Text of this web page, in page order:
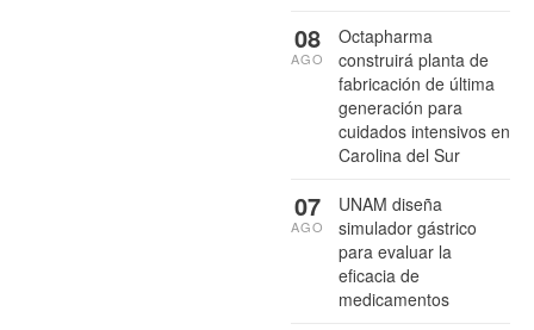
Octapharma
construirá planta de
fabricación de última
generación para
cuidados intensivos en
Carolina del Sur
08
AGO
UNAM diseña
simulador gástrico
para evaluar la
eficacia de
medicamentos
07
AGO